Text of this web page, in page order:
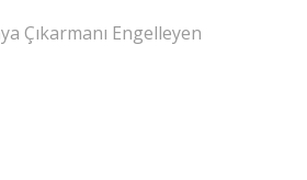
Çıkarmanı Engelleyen